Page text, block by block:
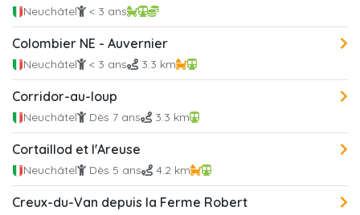
Neuchâtel < 3 ans
Colombier NE - Auvernier
Neuchâtel < 3 ans 3.3 km
Corridor-au-loup
Neuchâtel Dès 7 ans 3.3 km
Cortaillod et l'Areuse
Neuchâtel Dès 5 ans 4.2 km
Creux-du-Van depuis la Ferme Robert